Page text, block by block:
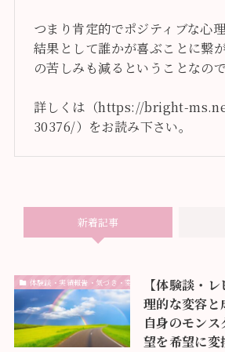
つまり肯定的でポジティブな心理
結果として誰かが喜ぶことに繋
の苦しみも減るということなので
詳しくは（https://bright-
30376/）をお読み下さい。
新着記事
体験談・実績報告・気づき・変化
【体験談・
理的な変容と
自身のモン
望を希望に変